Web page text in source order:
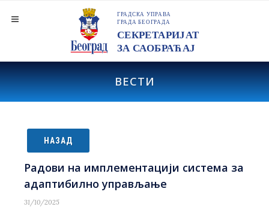
ВЕСТИ
НАЗАД
Радови на имплементацији система за
адаптибилно управљање
31/10/2025